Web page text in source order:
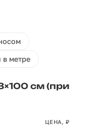
метре
см (при
ЦЕНА, ₽